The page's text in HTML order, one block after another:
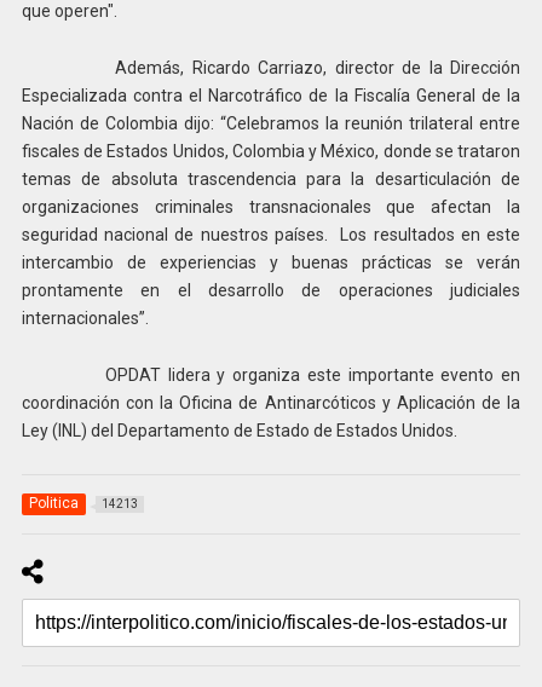
que operen".
Además, Ricardo Carriazo, director de la Dirección
Especializada contra el Narcotráfico de la Fiscalía General de la
Nación de Colombia dijo: “Celebramos la reunión trilateral entre
fiscales de Estados Unidos, Colombia y México, donde se trataron
temas de absoluta trascendencia para la desarticulación de
organizaciones criminales transnacionales que afectan la
seguridad nacional de nuestros países. Los resultados en este
intercambio de experiencias y buenas prácticas se verán
prontamente en el desarrollo de operaciones judiciales
internacionales”.
OPDAT lidera y organiza este importante evento en
coordinación con la Oficina de Antinarcóticos y Aplicación de la
Ley (INL) del Departamento de Estado de Estados Unidos.
Politica 14213